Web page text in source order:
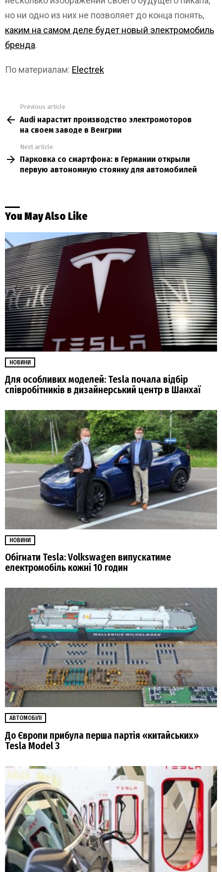
но ни одно из них не позволяет до конца понять,
каким на самом деле будет новый электромобиль
бренда.
По материалам: Electrek
more
Previous article
Audi нарастит производство электромоторов
на своем заводе в Венгрии
Next article
Парковка со смартфона: в Германии открыли
первую автономную стоянку для автомобилей
You May Also Like
НОВИНИ
Для особливих моделей: Tesla почала відбір
співробітників в дизайнерський центр в Шанхаї
НОВИНИ
Обігнати Tesla: Volkswagen випускатиме
електромобіль кожні 10 годин
АВТОМОБІЛІ
До Європи прибула перша партія «китайських»
Tesla Model 3